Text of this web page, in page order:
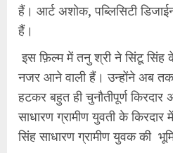
हैं। आर्ट अशोक, पब्लिसिटी
हैं।
इस फ़िल्म में तनु श्री ने सिंटू सिंह
नजर आने वाली हैं। उन्होंने अब
हटकर बहुत ही चुनौतीपूर्ण
साधारण ग्रामीण युवती के
सिंह साधारण ग्रामीण युवक की